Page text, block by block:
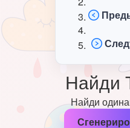
Найди
Найди